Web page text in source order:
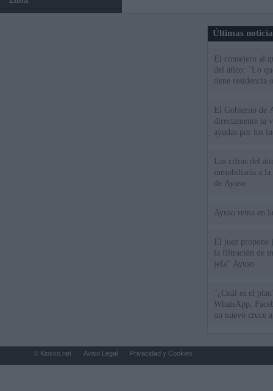
Últimas
El consejero al
del ático: "Lo
tiene residencia
El Gobierno de
directamente la
ayudas por los
Las cifras del
inmobiliaria a la
de Ayuso
Ayuso reina en
El juez propone
la filtración de
jefa" Ayuso
"¿Cuál es el
WhatsApp,
un nuevo cruce
© Kiosko.net Aviso Legal Privacidad y Cookies